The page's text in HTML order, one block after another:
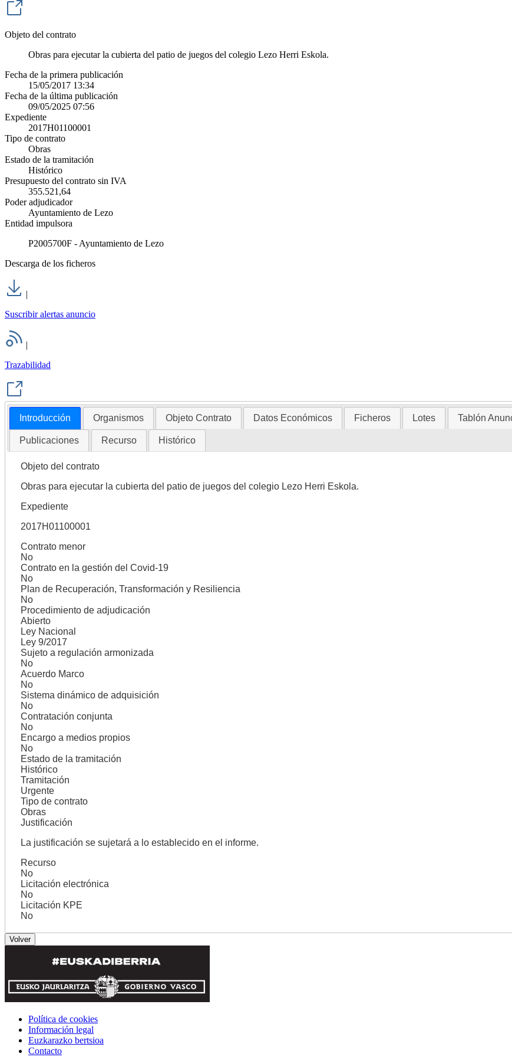
Objeto del contrato
Obras para ejecutar la cubierta del patio de juegos del colegio Lezo Herri Eskola.
Fecha de la primera publicación
15/05/2017 13:34
Fecha de la última publicación
09/05/2025 07:56
Expediente
2017H01100001
Tipo de contrato
Obras
Estado de la tramitación
Histórico
Presupuesto del contrato sin IVA
355.521,64
Poder adjudicador
Ayuntamiento de Lezo
Entidad impulsora
P2005700F - Ayuntamiento de Lezo
Descarga de los ficheros
|
Suscribir alertas anuncio
|
Trazabilidad
Introducción Organismos Objeto Contrato Datos Económicos Ficheros Lotes Tablón
Publicaciones Recurso Histórico
Objeto del contrato
Obras para ejecutar la cubierta del patio de juegos del colegio Lezo Herri Eskola.
Expediente
2017H01100001
Contrato menor
No
Contrato en la gestión del Covid-19
No
Plan de Recuperación, Transformación y Resiliencia
No
Procedimiento de adjudicación
Abierto
Ley Nacional
Ley 9/2017
Sujeto a regulación armonizada
No
Acuerdo Marco
No
Sistema dinámico de adquisición
No
Contratación conjunta
No
Encargo a medios propios
No
Estado de la tramitación
Histórico
Tramitación
Urgente
Tipo de contrato
Obras
Justificación
La justificación se sujetará a lo establecido en el informe.
Recurso
No
Licitación electrónica
No
Licitación KPE
No
Política de cookies
Información legal
Euzkarazko bertsioa
Contacto